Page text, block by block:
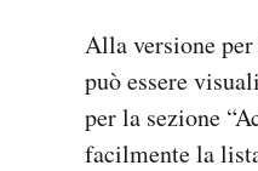
Alla versione
può essere
per la sezione
facilmente la